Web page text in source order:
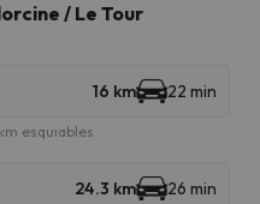
/ Le Tour
16 km 22 min
esquiables
24.3 km 26 min